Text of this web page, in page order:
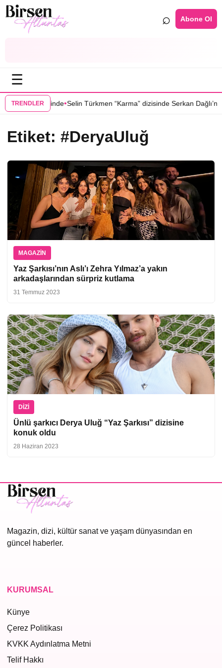
⌕ Abone Ol
☰
TRENDLER
Yer” dizisinde•Selin Türkmen “Karma” dizisinde Serkan
Etiket: #DeryaUluğ
MAGAZIN
Yaz Şarkısı’nın Aslı’ı Zehra Yılmaz’a yakın
arkadaşlarından sürpriz kutlama
31 Temmuz 2023
DIZI
Ünlü şarkıcı Derya Uluğ “Yaz Şarkısı” dizisine
konuk oldu
28 Haziran 2023
Magazin, dizi, kültür sanat ve yaşam dünyasından en
güncel haberler.
KURUMSAL
Künye
Çerez Politikası
KVKK Aydınlatma Metni
Telif Hakkı